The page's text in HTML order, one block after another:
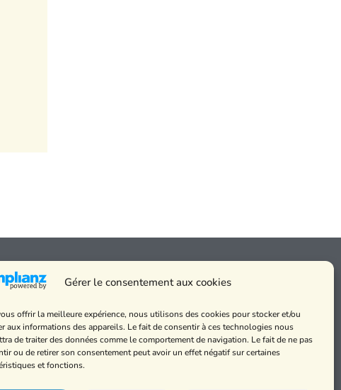
Gérer le consentement aux cookies
offrir la meilleure expérience, nous utilisons des cookies pour stocker et/ou
aux informations des appareils. Le fait de consentir à ces technologies nous
de traiter des données comme le comportement de navigation. Le fait de ne pas
ou de retirer son consentement peut avoir un effet négatif sur certaines
et fonctions.
messes
de cookies et
légales